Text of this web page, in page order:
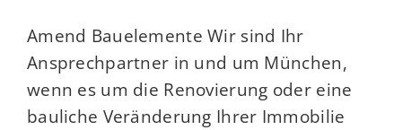
Amend Bauelemente Wir sind Ihr
Ansprechpartner in und um München,
wenn es um die Renovierung oder eine
bauliche Veränderung Ihrer Immobilie